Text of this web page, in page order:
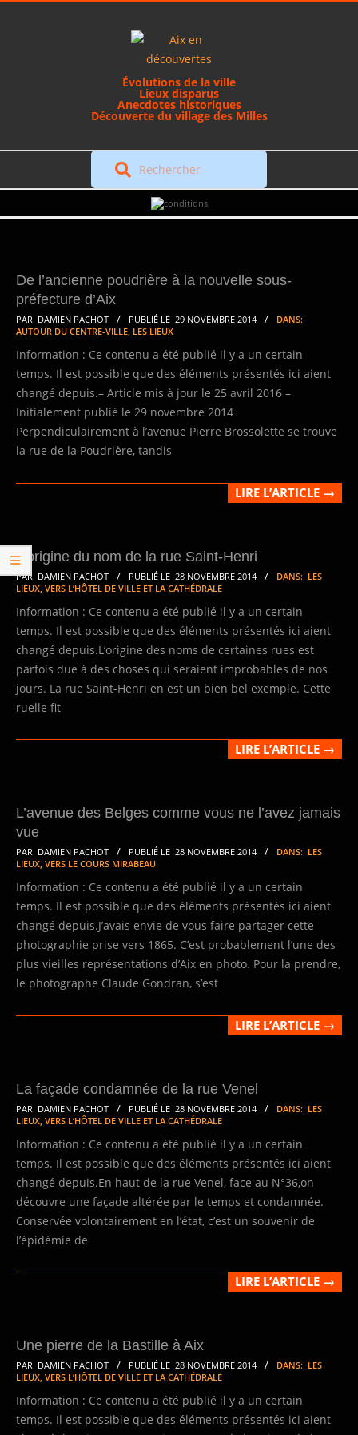
Évolutions de la ville
Lieux disparus
Anecdotes historiques
Découverte du village des Milles
Rechercher
Navigation
De l’ancienne poudrière à la nouvelle sous-
préfecture d’Aix
2014-
11-
29
PAR DAMIEN PACHOT PUBLIÉ LE 29 NOVEMBRE 2014
DANS:
AUTOUR DU CENTRE-VILLE, LES LIEUX
Information : Ce contenu a été publié il y a un certain
temps. Il est possible que des éléments présentés ici aient
changé depuis.– Article mis à jour le 25 avril 2016 –
Initialement publié le 29 novembre 2014
Perpendiculairement à l’avenue Pierre Brossolette se trouve
la rue de la Poudrière, tandis
LIRE L’ARTICLE →
L’origine du nom de la rue Saint-Henri
2014-
11-
28
PAR DAMIEN PACHOT PUBLIÉ LE 28 NOVEMBRE 2014 DANS: LES
LIEUX VERS L’HÔTEL DE VILLE ET LA CATHÉDRALE
Information : Ce contenu a été publié il y a un certain
temps. Il est possible que des éléments présentés ici aient
changé depuis.L’origine des noms de certaines rues est
parfois due à des choses qui seraient improbables de nos
jours. La rue Saint-Henri en est un bien bel exemple. Cette
ruelle fit
LIRE L’ARTICLE →
L’avenue des Belges comme vous ne l’avez jamais
vue
2014-
11-
28
PAR DAMIEN PACHOT PUBLIÉ LE 28 NOVEMBRE 2014 DANS: LES
LIEUX, VERS LE COURS MIRABEAU
Information : Ce contenu a été publié il y a un certain
temps. Il est possible que des éléments présentés ici aient
changé depuis.J’avais envie de vous faire partager cette
photographie prise vers 1865. C’est probablement l’une des
plus vieilles représentations d’Aix en photo. Pour la prendre,
le photographe Claude Gondran, s’est
LIRE L’ARTICLE →
La façade condamnée de la rue Venel
2014-
11-
28
PAR DAMIEN PACHOT PUBLIÉ LE 28 NOVEMBRE 2014 DANS: LES
LIEUX VERS L’HÔTEL DE VILLE ET LA CATHÉDRALE
Information : Ce contenu a été publié il y a un certain
temps. Il est possible que des éléments présentés ici aient
changé depuis.En haut de la rue Venel, face au N°36,on
découvre une façade altérée par le temps et condamnée.
Conservée volontairement en l’état, c’est un souvenir de
l’épidémie de
LIRE L’ARTICLE →
Une pierre de la Bastille à Aix
2014-
11-
28
PAR DAMIEN PACHOT PUBLIÉ LE 28 NOVEMBRE 2014 DANS: LES
LIEUX, VERS L’HÔTEL DE VILLE ET LA CATHÉDRALE
Information : Ce contenu a été publié il y a un certain
temps. Il est possible que des éléments présentés ici aient